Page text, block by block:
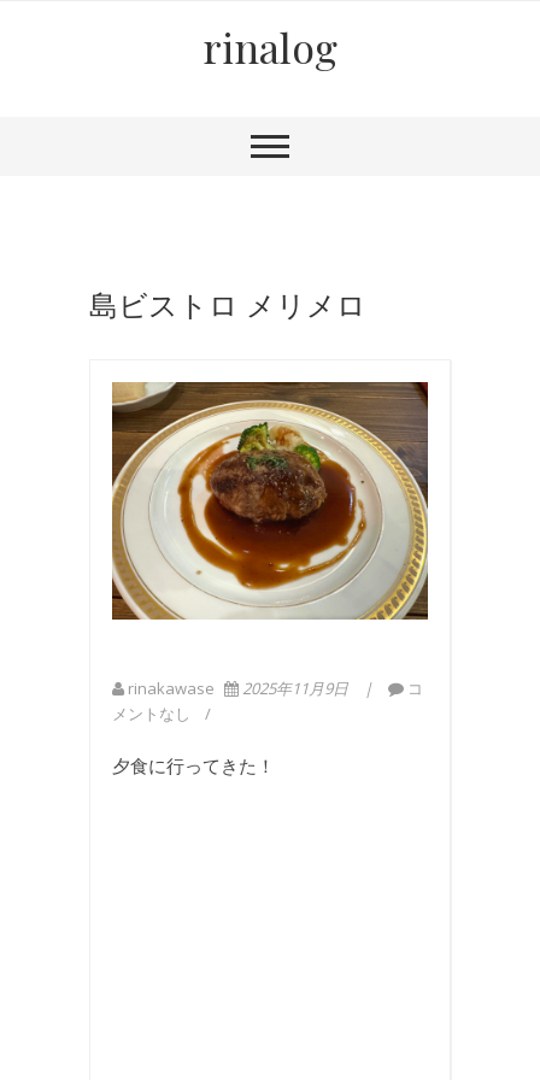
rinalog
島ビストロ メリメロ
rinakawase 2025年11月9日
コ
メントなし
夕食に行ってきた！